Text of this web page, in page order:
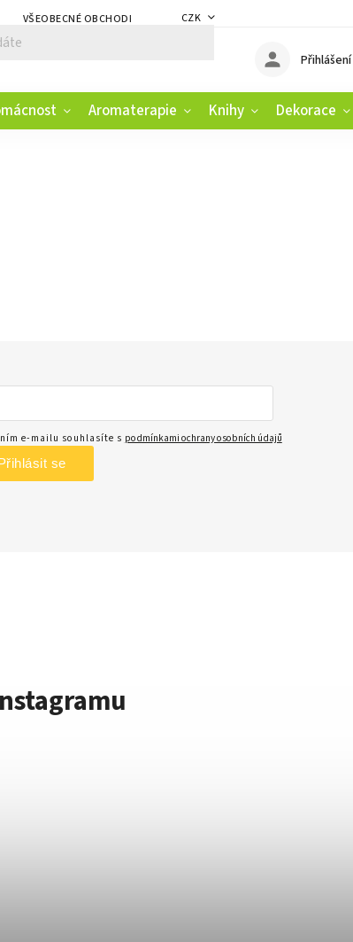
VŠEOBECNÉ OBCHODNÍ PODMÍNKY
CZK
Přihlášení
Aromaterapie Knihy Dekorace
e-mailu souhlasíte s podmínkami ochrany osobních údajů
se